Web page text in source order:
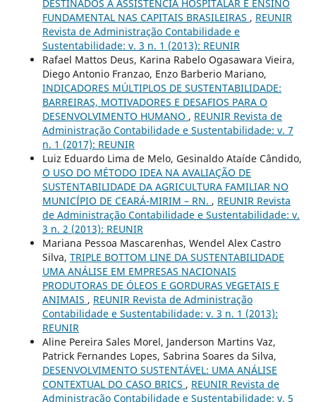
DESTINADOS A ASSISTÊNCIA HOSPITALAR E ENSINO
FUNDAMENTAL NAS CAPITAIS BRASILEIRAS , REUNIR
Revista de Administração Contabilidade e
Sustentabilidade: v. 3 n. 1 (2013): REUNIR
Rafael Mattos Deus, Karina Rabelo Ogasawara Vieira,
Diego Antonio Franzao, Enzo Barberio Mariano,
INDICADORES MÚLTIPLOS DE SUSTENTABILIDADE:
BARREIRAS, MOTIVADORES E DESAFIOS PARA O
DESENVOLVIMENTO HUMANO , REUNIR Revista de
Administração Contabilidade e Sustentabilidade: v. 7
n. 1 (2017): REUNIR
Luiz Eduardo Lima de Melo, Gesinaldo Ataíde Cândido,
O USO DO MÉTODO IDEA NA AVALIAÇÃO DE
SUSTENTABILIDADE DA AGRICULTURA FAMILIAR NO
MUNICÍPIO DE CEARÁ-MIRIM – RN. , REUNIR Revista
de Administração Contabilidade e Sustentabilidade: v.
3 n. 2 (2013): REUNIR
Mariana Pessoa Mascarenhas, Wendel Alex Castro
Silva, TRIPLE BOTTOM LINE DA SUSTENTABILIDADE
UMA ANÁLISE EM EMPRESAS NACIONAIS
PRODUTORAS DE ÓLEOS E GORDURAS VEGETAIS E
ANIMAIS , REUNIR Revista de Administração
Contabilidade e Sustentabilidade: v. 3 n. 1 (2013):
REUNIR
Aline Pereira Sales Morel, Janderson Martins Vaz,
Patrick Fernandes Lopes, Sabrina Soares da Silva,
DESENVOLVIMENTO SUSTENTÁVEL: UMA ANÁLISE
CONTEXTUAL DO CASO BRICS , REUNIR Revista de
Administração Contabilidade e Sustentabilidade: v. 5